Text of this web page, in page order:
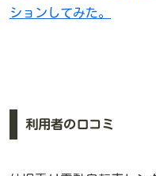
ションしてみた。
利用者の口コミ